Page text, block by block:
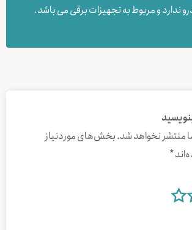
ندارد و مربوط به تجهیزات برقی می باشد.
منتشر نخواهد شد.بخش‌های موردنیاز
*